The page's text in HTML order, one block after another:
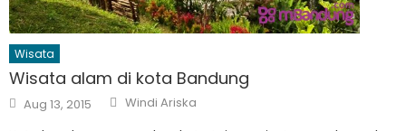
Wisata
Wisata alam di kota Bandung
Posted
on
Aug 13, 2015 Author
Windi Ariska